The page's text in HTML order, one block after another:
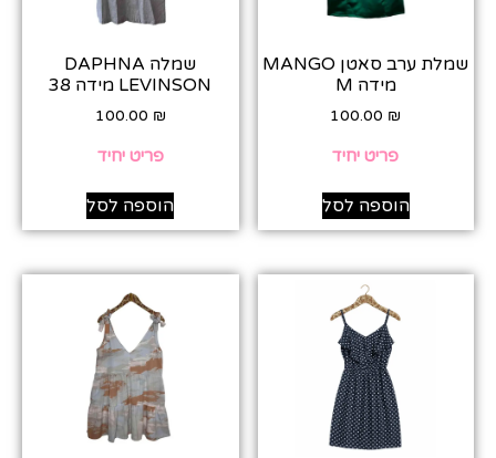
שמלת ערב סאטן MANGO
מידה M
100.00 ₪
פריט יחיד
הוספה לסל
שמלה DAPHNA
LEVINSON מידה 38
100.00 ₪
פריט יחיד
הוספה לסל